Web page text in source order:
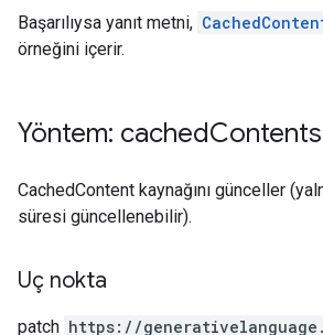
Başarılıysa yanıt metni,
örneğini içerir.
Yöntem: cachedContents
CachedContent kaynağını günceller
süresi güncellenebilir).
Uç nokta
patch https: / /